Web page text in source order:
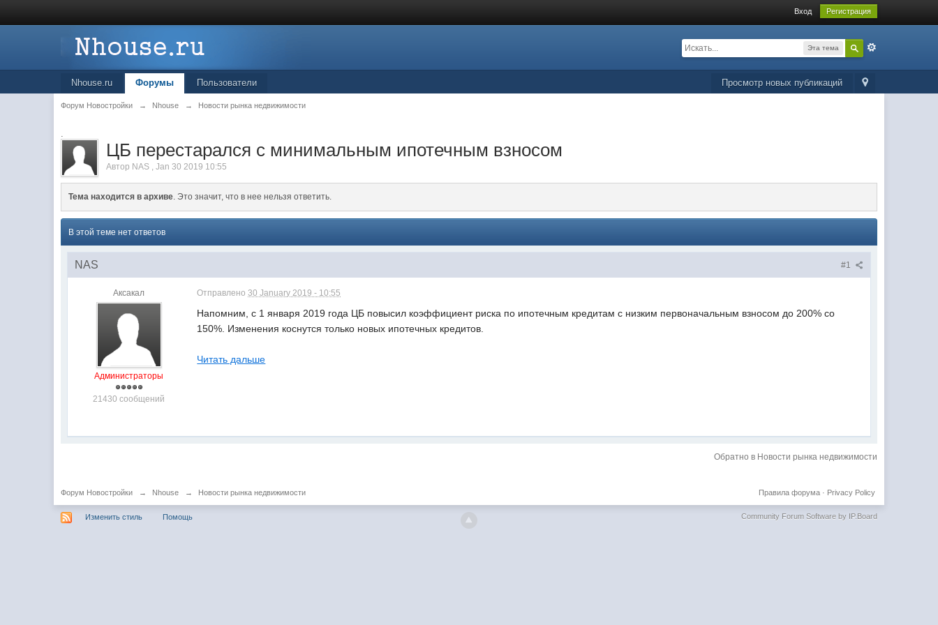
Вход Регистрация
Эта тема
Просмотр новых публикаций
Nhouse.ru Форумы Пользователи
Форум Новостройки → Nhouse → Новости рынка недвижимости
.
ЦБ перестарался с минимальным ипотечным взносом
Автор NAS ,Jan 30 2019 10:55
Тема находится в архиве. Это значит, что в нее нельзя ответить.
В этой теме нет ответов
#1
NAS
Аксакал
Администраторы
21430 сообщений
Отправлено30 January 2019 - 10:55
Напомним, с 1 января 2019 года ЦБ повысил коэффициент риска по ипотечным кредитам с низким первоначальным взносом до 200% со
150%. Изменения коснутся только новых ипотечных кредитов.
Читать дальше
Обратно в Новости рынка недвижимости
Форум Новостройки → Nhouse → Новости рынка недвижимости Privacy Policy
Правила форума·
Изменить стиль Помощь Community Forum Software by IP.Board